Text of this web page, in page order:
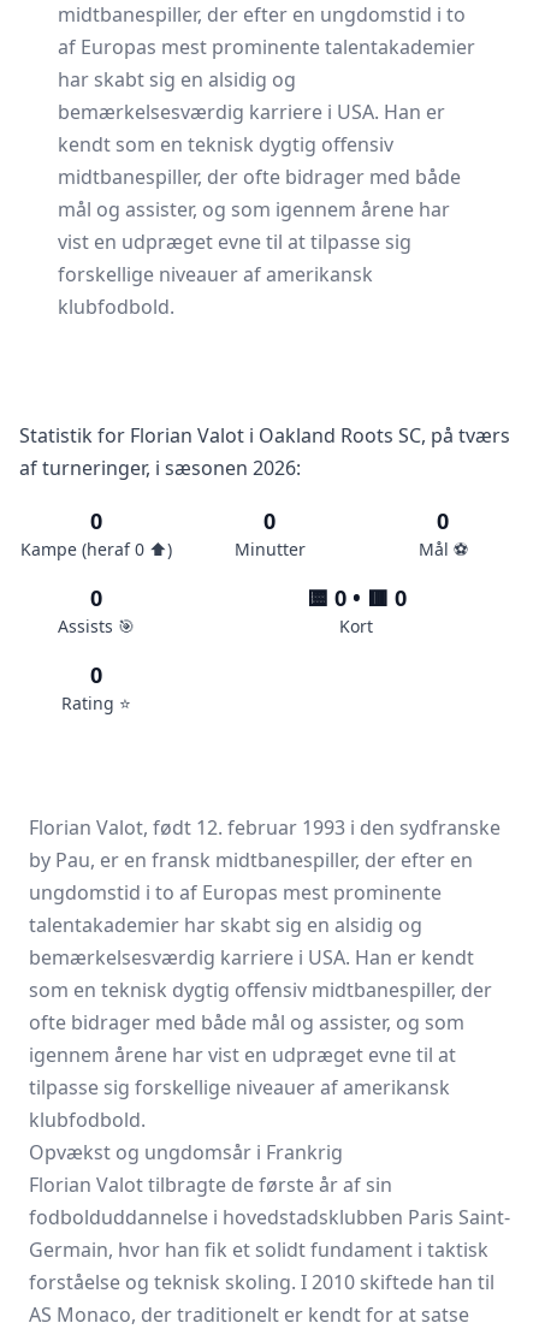
midtbanespiller, der efter en ungdomstid i to
af Europas mest prominente talentakademier
har skabt sig en alsidig og
bemærkelsesværdig karriere i USA. Han er
kendt som en teknisk dygtig offensiv
midtbanespiller, der ofte bidrager med både
mål og assister, og som igennem årene har
vist en udpræget evne til at tilpasse sig
forskellige niveauer af amerikansk
klubfodbold.
Statistik for Florian Valot i Oakland Roots SC, på tværs
af turneringer, i sæsonen 2026:
0
Kampe (heraf 0 ⬆️)
0
Minutter
0
Mål ⚽️
0
Assists 🎯
🟨 0 • 🟥 0
Kort
0
Rating ⭐️
Florian Valot, født 12. februar 1993 i den sydfranske
by Pau, er en fransk midtbanespiller, der efter en
ungdomstid i to af Europas mest prominente
talentakademier har skabt sig en alsidig og
bemærkelsesværdig karriere i USA. Han er kendt
som en teknisk dygtig offensiv midtbanespiller, der
ofte bidrager med både mål og assister, og som
igennem årene har vist en udpræget evne til at
tilpasse sig forskellige niveauer af amerikansk
klubfodbold.
Opvækst og ungdomsår i Frankrig
Florian Valot tilbragte de første år af sin
fodbolduddannelse i hovedstadsklubben Paris Saint-
Germain, hvor han fik et solidt fundament i taktisk
forståelse og teknisk skoling. I 2010 skiftede han til
AS Monaco, der traditionelt er kendt for at satse